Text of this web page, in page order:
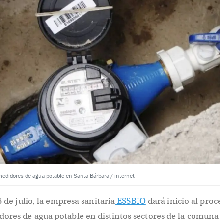
de agua potable en Santa Bárbara / internet
de julio, la empresa sanitariaESSBIOdará inicio al
de agua potable en distintos sectores de la comuna